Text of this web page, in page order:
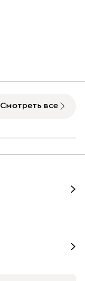
Смотреть все